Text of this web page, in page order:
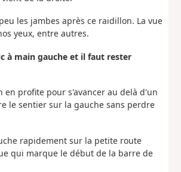
les jambes après ce raidillon. La vue
yeux, entre autres.
à main gauche et il faut rester
en profite pour s'avancer au delà d'un
le sentier sur la gauche sans perdre
rapidement sur la petite route
qui marque le début de la barre de